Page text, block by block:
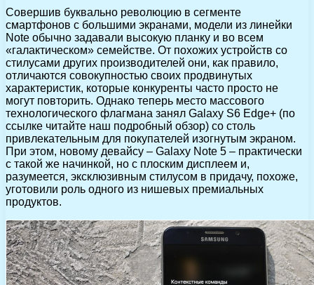
Совершив буквально революцию в сегменте
смартфонов с большими экранами, модели из линейки
Note обычно задавали высокую планку и во всем
«галактическом» семействе. От похожих устройств со
стилусами других производителей они, как правило,
отличаются совокупностью своих продвинутых
характеристик, которые конкуренты часто просто не
могут повторить. Однако теперь место массового
технологического флагмана занял Galaxy S6 Edge+ (по
ссылке читайте наш подробный обзор) со столь
привлекательным для покупателей изогнутым экраном.
При этом, новому девайсу – Galaxy Note 5 – практически
с такой же начинкой, но с плоским дисплеем и,
разумеется, эксклюзивным стилусом в придачу, похоже,
уготовили роль одного из нишевых премиальных
продуктов.